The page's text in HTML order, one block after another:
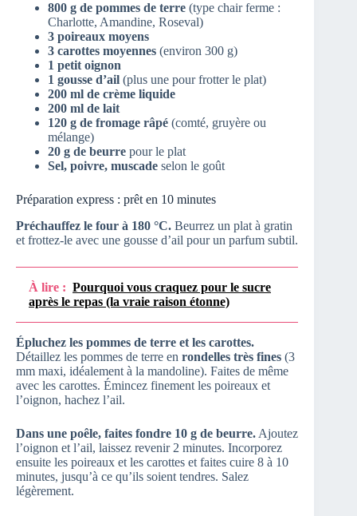
800 g de pommes de terre (type chair ferme :
Charlotte, Amandine, Roseval)
3 poireaux moyens
3 carottes moyennes (environ 300 g)
1 petit oignon
1 gousse d’ail (plus une pour frotter le plat)
200 ml de crème liquide
200 ml de lait
120 g de fromage râpé (comté, gruyère ou
mélange)
20 g de beurre pour le plat
Sel, poivre, muscade selon le goût
Préparation express : prêt en 10 minutes
Préchauffez le four à 180 °C. Beurrez un plat à gratin
et frottez-le avec une gousse d’ail pour un parfum subtil.
À lire : Pourquoi vous craquez pour le sucre
après le repas (la vraie raison étonne)
Épluchez les pommes de terre et les carottes.
Détaillez les pommes de terre en rondelles très fines (3
mm maxi, idéalement à la mandoline). Faites de même
avec les carottes. Émincez finement les poireaux et
l’oignon, hachez l’ail.
Dans une poêle, faites fondre 10 g de beurre. Ajoutez
l’oignon et l’ail, laissez revenir 2 minutes. Incorporez
ensuite les poireaux et les carottes et faites cuire 8 à 10
minutes, jusqu’à ce qu’ils soient tendres. Salez
légèrement.